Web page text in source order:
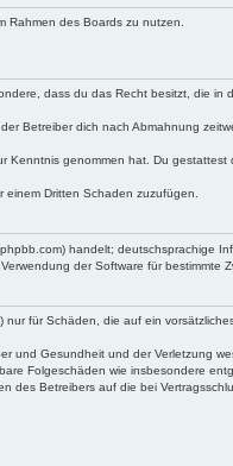
Rahmen des Boards zu nutzen.
dass du das Recht besitzt, die in
Betreiber dich nach Abmahnung
genommen hat. Du
Dritten Schaden zuzufügen.
handelt; deutschsprachige
der Software für bestimmte
für Schäden, die auf ein
Gesundheit und der Verletzung
Folgeschäden wie insbesondere
Betreibers auf die bei